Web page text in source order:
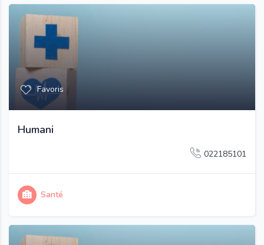
Favoris
Humani
022185101
Santé